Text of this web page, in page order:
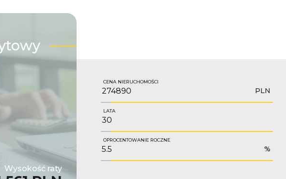
Wysokość raty
CENA NIERUCHOMOŚCI
PLN
LATA
OPROCENTOWANIE ROCZNE
%